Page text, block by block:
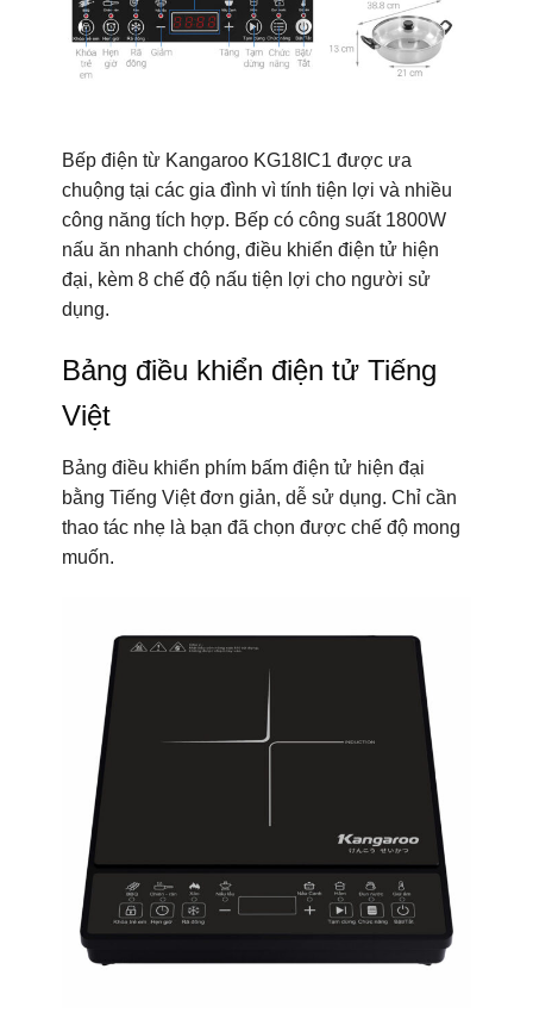
Bếp điện từ Kangaroo KG18IC1 được ưa
chuộng tại các gia đình vì tính tiện lợi và nhiều
công năng tích hợp. Bếp có công suất 1800W
nấu ăn nhanh chóng, điều khiển điện tử hiện
đại, kèm 8 chế độ nấu tiện lợi cho người sử
dụng.
Bảng điều khiển điện tử Tiếng
Việt
Bảng điều khiển phím bấm điện tử hiện đại
bằng Tiếng Việt đơn giản, dễ sử dụng. Chỉ cần
thao tác nhẹ là bạn đã chọn được chế độ mong
muốn.